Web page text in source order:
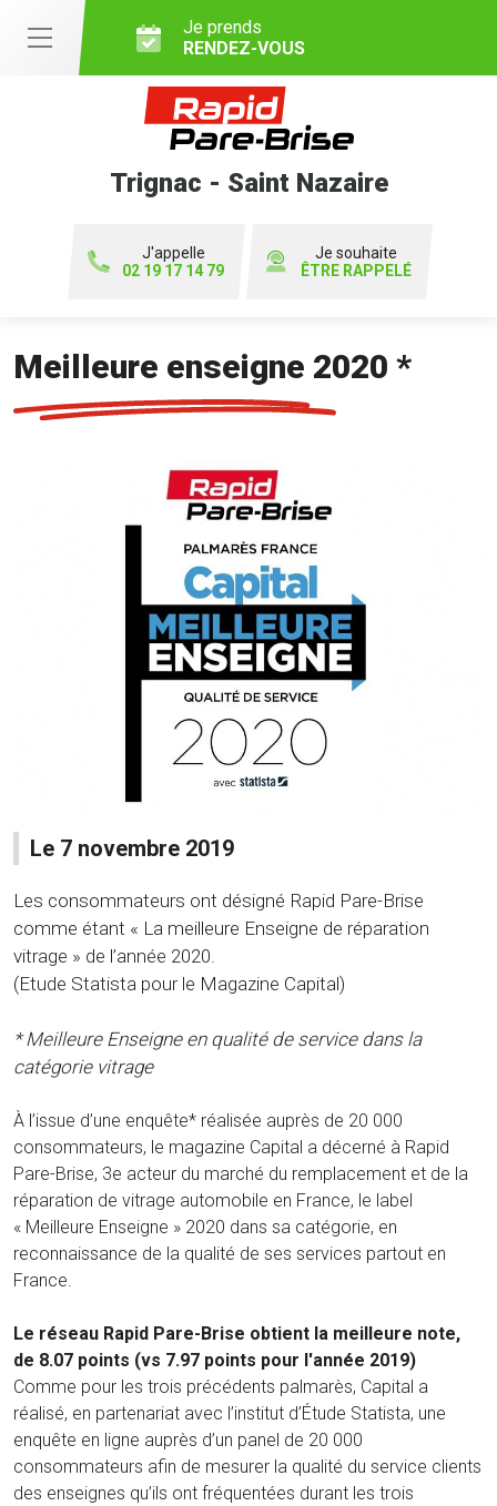
Je prends
RENDEZ-VOUS
Trignac - Saint Nazaire
J'appelle
02 19 17 14 79
Je souhaite
ÊTRE RAPPELÉ
Meilleure enseigne 2020 *
Le 7 novembre 2019
Les consommateurs ont désigné Rapid Pare-Brise
comme étant « La meilleure Enseigne de réparation
vitrage » de l’année 2020.
(Etude Statista pour le Magazine Capital)
* Meilleure Enseigne en qualité de service dans la
catégorie vitrage
À l’issue d’une enquête* réalisée auprès de 20 000
consommateurs, le magazine Capital a décerné à Rapid
Pare-Brise, 3e acteur du marché du remplacement et de la
réparation de vitrage automobile en France, le label
« Meilleure Enseigne » 2020 dans sa catégorie, en
reconnaissance de la qualité de ses services partout en
France.
Le réseau Rapid Pare-Brise obtient la meilleure note,
de 8.07 points (vs 7.97 points pour l'année 2019)
Comme pour les trois précédents palmarès, Capital a
réalisé, en partenariat avec l’institut d’Étude Statista, une
enquête en ligne auprès d’un panel de 20 000
consommateurs afin de mesurer la qualité du service clients
des enseignes qu’ils ont fréquentées durant les trois